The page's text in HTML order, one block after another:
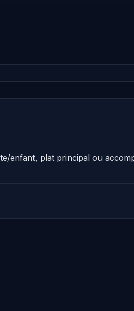
enfant, plat principal ou